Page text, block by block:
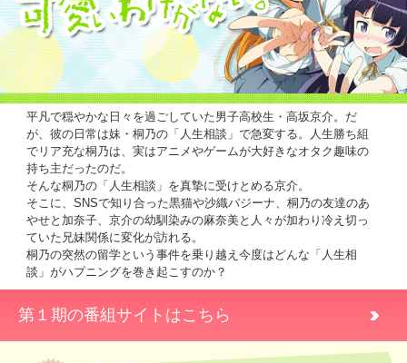
平凡で穏やかな日々を過ごしていた男子高校生・高坂京介。だ
が、彼の日常は妹・桐乃の「人生相談」で急変する。人生勝ち組
でリア充な桐乃は、実はアニメやゲームが大好きなオタク趣味の
持ち主だったのだ。
そんな桐乃の「人生相談」を真摯に受けとめる京介。
そこに、SNSで知り合った黒猫や沙織バジーナ、桐乃の友達のあ
やせと加奈子、京介の幼馴染みの麻奈美と人々が加わり冷え切っ
ていた兄妹関係に変化が訪れる。
桐乃の突然の留学という事件を乗り越え今度はどんな「人生相
談」がハプニングを巻き起こすのか？
第１期の番組サイトはこちら